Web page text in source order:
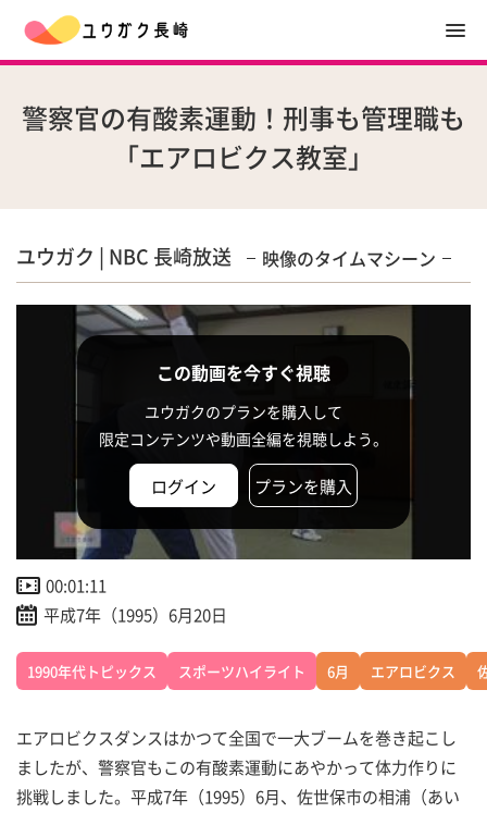
警察官の有酸素運動！刑事も管理職も
「エアロビクス教室」
ユウガク | NBC 長崎放送 映像のタイムマシーン
この動画を今すぐ視聴
ユウガクのプランを購入して
限定コンテンツや動画全編を視聴しよう。
ログイン プランを購入
00:01:11
平成7年（1995）6月20日
1990年代トピックス スポーツハイライト 6月 エアロビクス
エアロビクスダンスはかつて全国で一大ブームを巻き起こし
ましたが、警察官もこの有酸素運動にあやかって体力作りに
挑戦しました。平成7年（1995）6月、佐世保市の相浦（あい